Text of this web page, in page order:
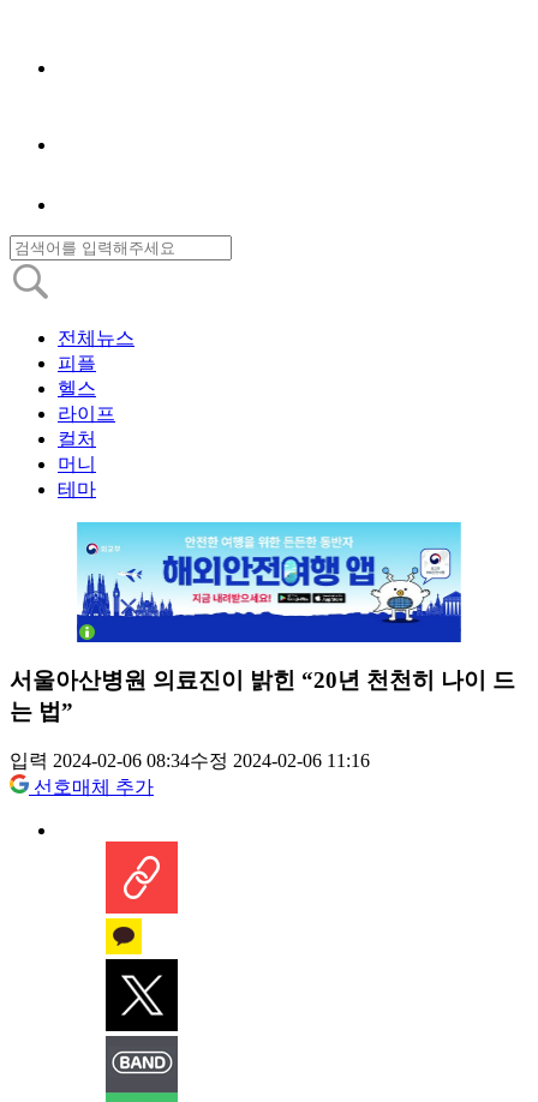
전체뉴스
피플
헬스
라이프
컬처
머니
테마
서울아산병원 의료진이 밝힌 “20년 천천히 나이 드
는 법”
입력 2024-02-06 08:34수정 2024-02-06 11:16
선호매체 추가